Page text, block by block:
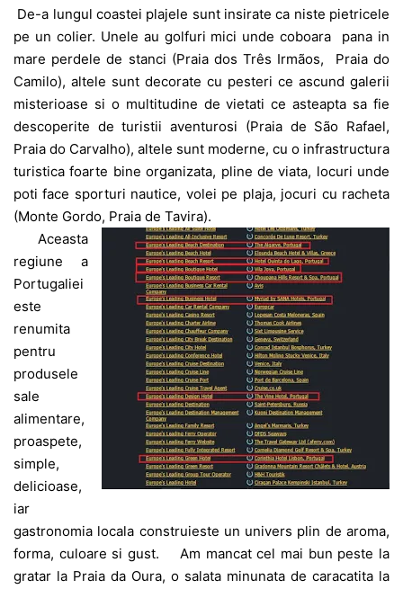
De-a lungul coastei plajele sunt insirate ca niste pietricele
pe un colier. Unele au golfuri mici unde coboara pana in
mare perdele de stanci (Praia dos Três Irmãos, Praia do
Camilo), altele sunt decorate cu pesteri ce ascund galerii
misterioase si o multitudine de vietati ce asteapta sa fie
descoperite de turistii aventurosi (Praia de São Rafael,
Praia do Carvalho), altele sunt moderne, cu o infrastructura
turistica foarte bine organizata, pline de viata, locuri unde
poti face sporturi nautice, volei pe plaja, jocuri cu racheta
(Monte Gordo, Praia de Tavira).
Aceasta
regiune a
Portugaliei
este
renumita
pentru
produsele
sale
alimentare,
proaspete,
simple,
delicioase,
iar
gastronomia locala construieste un univers plin de aroma,
forma, culoare si gust. Am mancat cel mai bun peste la
gratar la Praia da Oura, o salata minunata de caracatita la